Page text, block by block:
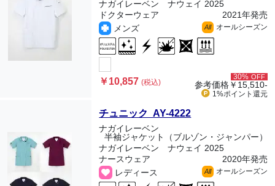
ナガイレーベン ナウェイ 2025
ドクターウェア
2021年発売
メンズ
All オールシーズン
￥10,857(税込)
30% OFF
参考価格￥15,510-
1%ポイント 還元
チュニック AY-4222
ナガイレーベン
半袖ジャケット（ブルゾン・ジャンパー）
ナガイレーベン ナウェイ 2025
ナースウェア
2020年発売
レディース
All オールシーズン